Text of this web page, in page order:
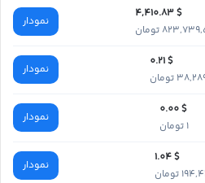
$ 4,410.83
تومان
نمودار
$ 0.21
تومان
نمودار
$ 0.00
1 تومان
نمودار
$ 1.04
تومان
نمودار